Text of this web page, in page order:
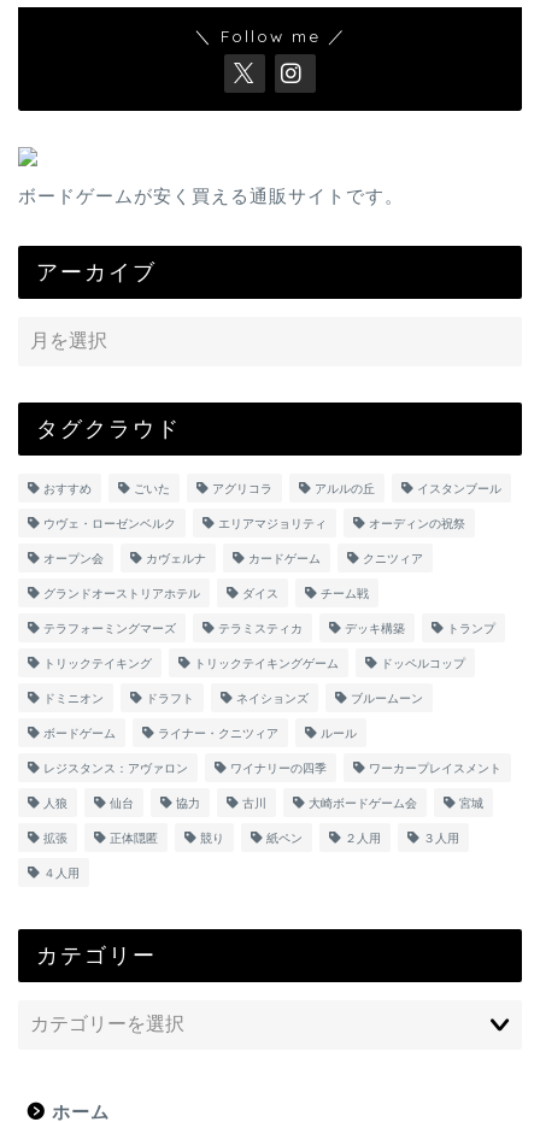
＼ Follow me ／
ボードゲームが安く買える通販サイトです。
アーカイブ
タグクラウド
おすすめ ごいた アグリコラ アルルの丘 イスタンブール
ウヴェ・ローゼンベルク エリアマジョリティ オーディンの祝祭
オープン会 カヴェルナ カードゲーム クニツィア
グランドオーストリアホテル ダイス チーム戦
テラフォーミングマーズ テラミスティカ デッキ構築 トランプ
トリックテイキング トリックテイキングゲーム ドッペルコップ
ドミニオン ドラフト ネイションズ ブルームーン
ボードゲーム ライナー・クニツィア ルール
レジスタンス：アヴァロン ワイナリーの四季 ワーカープレイスメント
人狼 仙台 協力 古川 大崎ボードゲーム会 宮城
拡張 正体隠匿 競り 紙ペン ２人用 ３人用
４人用
カテゴリー
ホーム